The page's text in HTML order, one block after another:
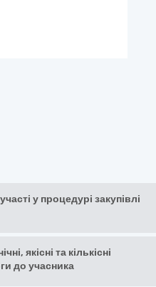
у процедурі закупівлі
якісні та кількісні
до учасника